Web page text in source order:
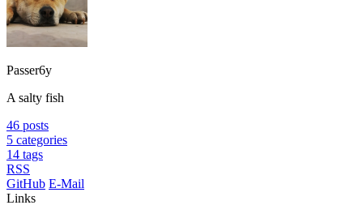
Passer6y
A salty fish
46 posts
5 categories
14 tags
RSS
GitHub E-Mail
Links